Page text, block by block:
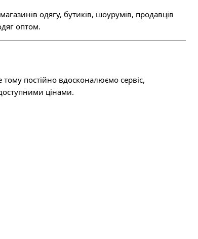
одягу, бутиків, шоурумів, продавців
оптом.
постійно вдосконалюємо сервіс,
цінами.